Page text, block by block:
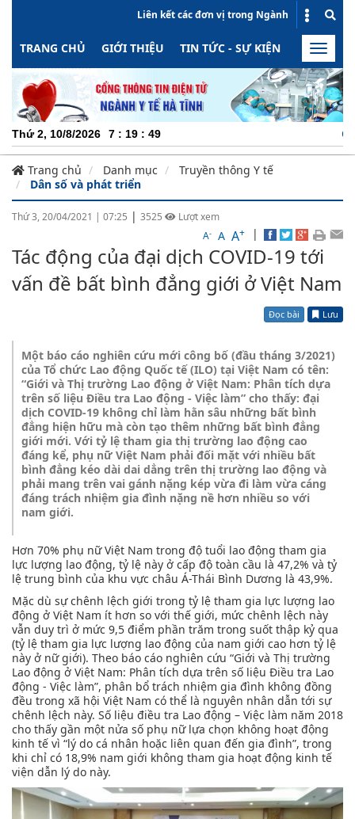
Liên kết các đơn vị trong Ngành
TRANG CHỦ GIỚI THIỆU TIN TỨC - SỰ KIỆN HOẠT
Toggle
Thứ 2, 10/8/2026 7 : 19 : 49
Trang chủ Danh mục
Truyền thông Y tế
Dân số và phát triển
Thứ 3, 20/04/2021 | 07:25 | 3525
Lượt xem
A- A A+ |
Tác động của đại dịch COVID-19 tới
vấn đề bất bình đẳng giới ở Việt Nam
Đọc bài Lưu
Một báo cáo nghiên cứu mới công bố (đầu tháng 3/2021)
của Tổ chức Lao động Quốc tế (ILO) tại Việt Nam có tên:
“Giới và Thị trường Lao động ở Việt Nam: Phân tích dựa
trên số liệu Điều tra Lao động - Việc làm” cho thấy: đại
dịch COVID-19 không chỉ làm hằn sâu những bất bình
đẳng hiện hữu mà còn tạo thêm những bất bình đẳng
giới mới. Với tỷ lệ tham gia thị trường lao động cao
đáng kể, phụ nữ Việt Nam phải đối mặt với nhiều bất
bình đẳng kéo dài dai dẳng trên thị trường lao động và
phải mang trên vai gánh nặng kép vừa đi làm vừa cáng
đáng trách nhiệm gia đình nặng nề hơn nhiều so với
nam giới.
Hơn 70% phụ nữ Việt Nam trong độ tuổi lao động tham gia
lực lượng lao động, tỷ lệ này ở cấp độ toàn cầu là 47,2% và tỷ
lệ trung bình của khu vực châu Á-Thái Bình Dương là 43,9%.
Mặc dù sự chênh lệch giới trong tỷ lệ tham gia lực lượng lao
động ở Việt Nam ít hơn so với thế giới, mức chênh lệch này
vẫn duy trì ở mức 9,5 điểm phần trăm trong suốt thập kỷ qua
(tỷ lệ tham gia lực lượng lao động của nam giới cao hơn tỷ lệ
này ở nữ giới). Theo báo cáo nghiên cứu “Giới và Thị trường
Lao động ở Việt Nam: Phân tích dựa trên số liệu Điều tra Lao
động - Việc làm”, phân bổ trách nhiệm gia đình không đồng
đều trong xã hội Việt Nam có thể là nguyên nhân dẫn tới sự
chênh lệch này. Số liệu điều tra Lao động – Việc làm năm 2018
cho thấy gần một nửa số phụ nữ lựa chọn không hoạt động
kinh tế vì “lý do cá nhân hoặc liên quan đến gia đình”, trong
khi chỉ có 18,9% nam giới không tham gia hoạt động kinh tế
viện dẫn lý do này.